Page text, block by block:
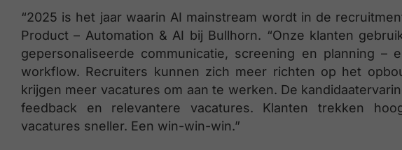
“2025 is het jaar waarin AI mainstream wordt in de
Product – Automation & AI bij Bullhorn. “Onze klanten
gepersonaliseerde communicatie, screening en planning
workflow. Recruiters kunnen zich meer richten op het
krijgen meer vacatures om aan te werken. De
feedback en relevantere vacatures. Klanten trekken
vacatures sneller. Een win-win-win.”